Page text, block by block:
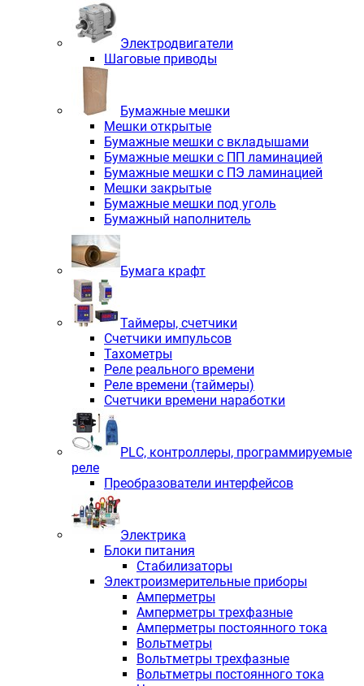
Электродвигатели
Шаговые приводы
Бумажные мешки
Мешки открытые
Бумажные мешки с вкладышами
Бумажные мешки с ПП ламинацией
Бумажные мешки с ПЭ ламинацией
Мешки закрытые
Бумажные мешки под уголь
Бумажный наполнитель
Бумага крафт
Таймеры, счетчики
Счетчики импульсов
Тахометры
Реле реального времени
Реле времени (таймеры)
Счетчики времени наработки
PLС, контроллеры, программируемые
реле
Преобразователи интерфейсов
Электрика
Блоки питания
Стабилизаторы
Электроизмерительные приборы
Амперметры
Амперметры трехфазные
Амперметры постоянного тока
Вольтметры
Вольтметры трехфазные
Вольтметры постоянного тока